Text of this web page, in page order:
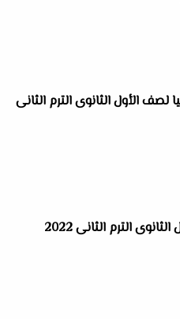
الأول الثانوى الترم الثانى
الترم الثانى 2022